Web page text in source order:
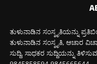
ತುಳುನಾಡಿನ ಸಂಸ್ಕೃತಿಯನ್ನು
ತುಳುನಾಡಿನ ಸಂಸ್ಕೃತಿ, ಆಚಾರ
ಸುದ್ದಿ, ಸಾಧಕರ ಸುದ್ದಿಯನ್ನು